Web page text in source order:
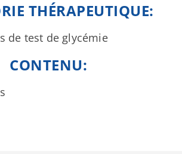
THÉRAPEUTIQUE:
de test de glycémie
CONTENU: